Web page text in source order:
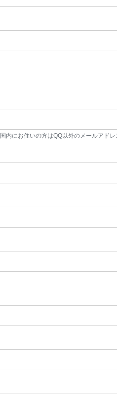
内にお住いの方はQQ以外のメールアドレ